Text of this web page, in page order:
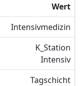
Wert
Intensivmedizin
K_Station
Intensiv
Tagschicht